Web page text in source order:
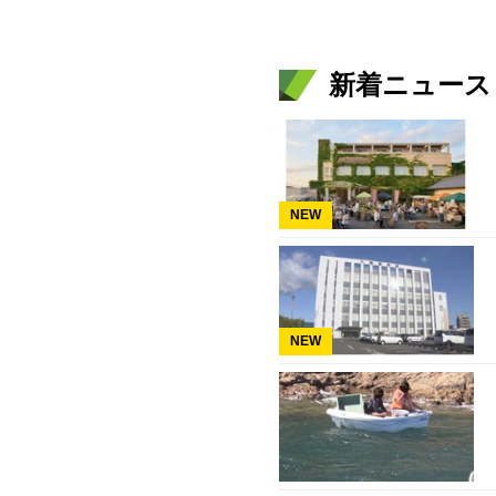
新着ニュース
NEW
NEW